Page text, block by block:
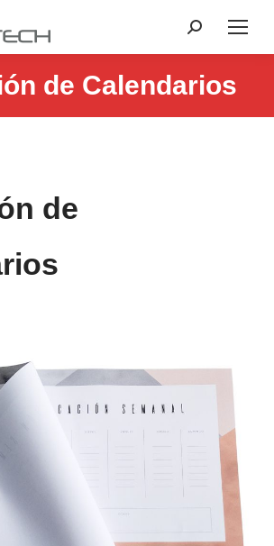
Buscar:
de Calendarios
Estás aquí:
de